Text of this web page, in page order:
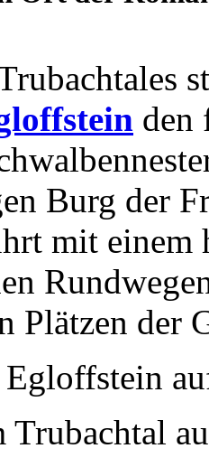
den
Burg der
mit einem
Plätzen der